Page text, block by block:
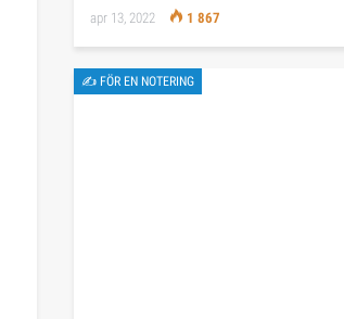
apr 13, 2022 1 867
✍ FÖR EN NOTERING